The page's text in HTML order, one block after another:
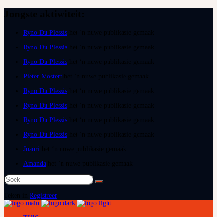
Ryno Du Plessis
Ryno Du Plessis
Ryno Du Plessis
Pieter Mostert
Ryno Du Plessis
Ryno Du Plessis
Ryno Du Plessis
Ryno Du Plessis
Juanri
Amanda
Soek
na:
Registreer